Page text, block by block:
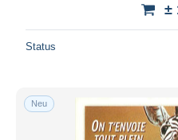
±
Status
Neu